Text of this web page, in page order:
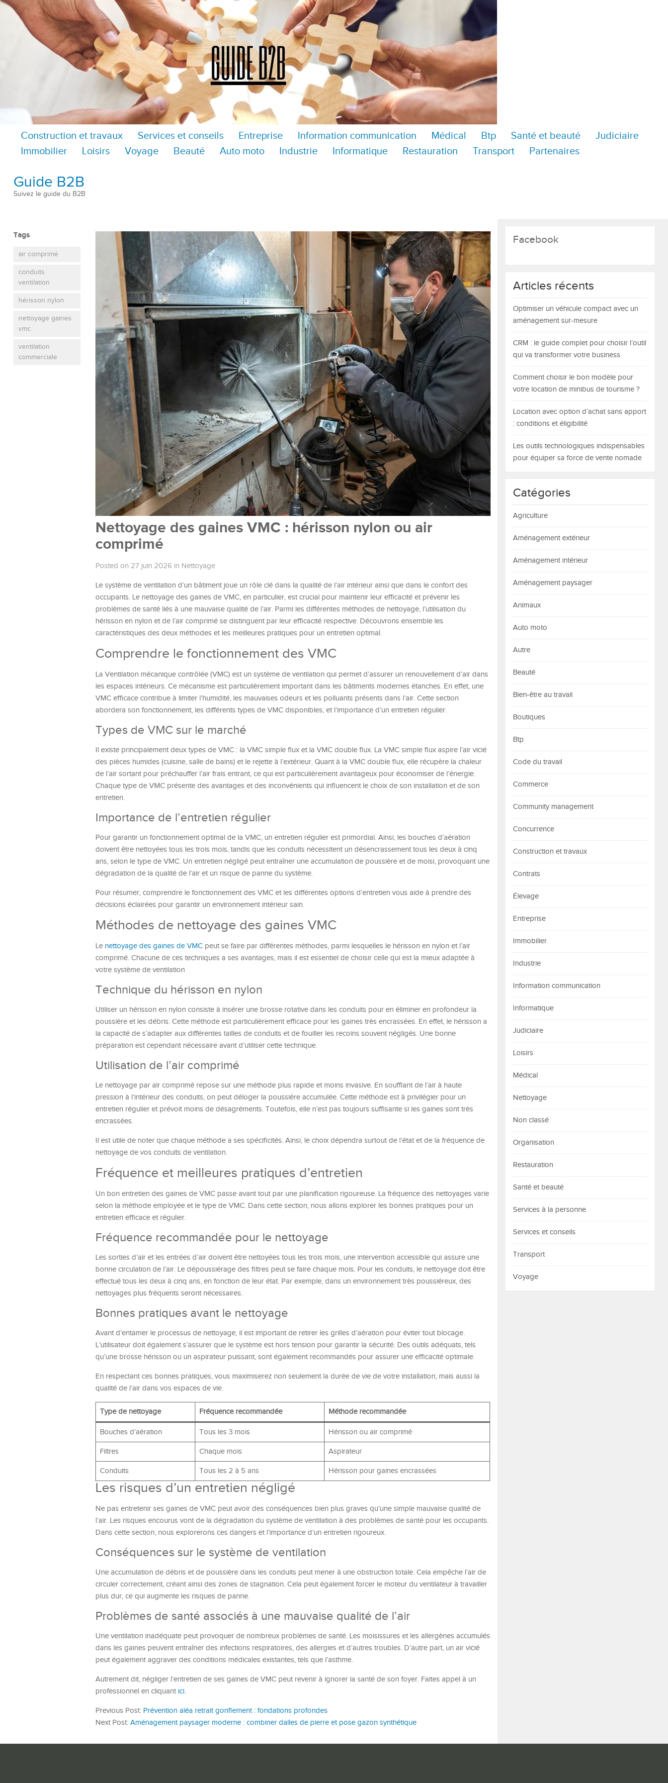
Construction et travaux Services et conseils Entreprise Information communication Médical Btp Santé et beauté
Judiciaire
Immobilier
Loisirs Voyage Beauté Auto moto Industrie Informatique Restauration Transport Partenaires
Guide B2B
Suivez le guide du B2B
Tags
air comprimé
conduits
ventilation
hérisson nylon
nettoyage gaines
vmc
ventilation
commerciale
Nettoyage des gaines VMC : hérisson nylon ou air
comprimé
Posted on 27 juin 2026 in Nettoyage
Le système de ventilation d’un bâtiment joue un rôle clé dans la qualité de l’air intérieur ainsi que dans le confort des
occupants. Le nettoyage des gaines de VMC, en particulier, est crucial pour maintenir leur efficacité et prévenir les
problèmes de santé liés à une mauvaise qualité de l’air. Parmi les différentes méthodes de nettoyage, l’utilisation du
hérisson en nylon et de l’air comprimé se distinguent par leur efficacité respective. Découvrons ensemble les
caractéristiques des deux méthodes et les meilleures pratiques pour un entretien optimal.
Comprendre le fonctionnement des VMC
La Ventilation mécanique contrôlée (VMC) est un système de ventilation qui permet d’assurer un renouvellement d’air dans
les espaces intérieurs. Ce mécanisme est particulièrement important dans les bâtiments modernes étanches. En effet, une
VMC efficace contribue à limiter l’humidité, les mauvaises odeurs et les polluants présents dans l’air. Cette section
abordera son fonctionnement, les différents types de VMC disponibles, et l’importance d’un entretien régulier.
Types de VMC sur le marché
Il existe principalement deux types de VMC : la VMC simple flux et la VMC double flux. La VMC simple flux aspire l’air vicié
des pièces humides (cuisine, salle de bains) et le rejette à l’extérieur. Quant à la VMC double flux, elle récupère la chaleur
de l’air sortant pour préchauffer l’air frais entrant, ce qui est particulièrement avantageux pour économiser de l’énergie.
Chaque type de VMC présente des avantages et des inconvénients qui influencent le choix de son installation et de son
entretien.
Importance de l’entretien régulier
Pour garantir un fonctionnement optimal de la VMC, un entretien régulier est primordial. Ainsi, les bouches d’aération
doivent être nettoyées tous les trois mois, tandis que les conduits nécessitent un désencrassement tous les deux à cinq
ans, selon le type de VMC. Un entretien négligé peut entraîner une accumulation de poussière et de moisi, provoquant une
dégradation de la qualité de l’air et un risque de panne du système.
Pour résumer, comprendre le fonctionnement des VMC et les différentes options d’entretien vous aide à prendre des
décisions éclairées pour garantir un environnement intérieur sain.
Méthodes de nettoyage des gaines VMC
Le nettoyage des gaines de VMC peut se faire par différentes méthodes, parmi lesquelles le hérisson en nylon et l’air
comprimé. Chacune de ces techniques a ses avantages, mais il est essentiel de choisir celle qui est la mieux adaptée à
votre système de ventilation
Technique du hérisson en nylon
Utiliser un hérisson en nylon consiste à insérer une brosse rotative dans les conduits pour en éliminer en profondeur la
poussière et les débris. Cette méthode est particulièrement efficace pour les gaines très encrassées. En effet, le hérisson a
la capacité de s’adapter aux différentes tailles de conduits et de fouiller les recoins souvent négligés. Une bonne
préparation est cependant nécessaire avant d’utiliser cette technique.
Utilisation de l’air comprimé
Le nettoyage par air comprimé repose sur une méthode plus rapide et moins invasive. En soufflant de l’air à haute
pression à l’intérieur des conduits, on peut déloger la poussière accumulée. Cette méthode est à privilégier pour un
entretien régulier et prévoit moins de désagréments. Toutefois, elle n’est pas toujours suffisante si les gaines sont très
encrassées.
Il est utile de noter que chaque méthode a ses spécificités. Ainsi, le choix dépendra surtout de l’état et de la fréquence de
nettoyage de vos conduits de ventilation.
Fréquence et meilleures pratiques d’entretien
Un bon entretien des gaines de VMC passe avant tout par une planification rigoureuse. La fréquence des nettoyages varie
selon la méthode employée et le type de VMC. Dans cette section, nous allons explorer les bonnes pratiques pour un
entretien efficace et régulier.
Fréquence recommandée pour le nettoyage
Les sorties d’air et les entrées d’air doivent être nettoyées tous les trois mois, une intervention accessible qui assure une
bonne circulation de l’air. Le dépoussiérage des filtres peut se faire chaque mois. Pour les conduits, le nettoyage doit être
effectué tous les deux à cinq ans, en fonction de leur état. Par exemple, dans un environnement très poussiéreux, des
nettoyages plus fréquents seront nécessaires.
Bonnes pratiques avant le nettoyage
Avant d’entamer le processus de nettoyage, il est important de retirer les grilles d’aération pour éviter tout blocage.
L’utilisateur doit également s’assurer que le système est hors tension pour garantir la sécurité. Des outils adéquats, tels
qu’une brosse hérisson ou un aspirateur puissant, sont également recommandés pour assurer une efficacité optimale.
En respectant ces bonnes pratiques, vous maximiserez non seulement la durée de vie de votre installation, mais aussi la
qualité de l’air dans vos espaces de vie.
Type de nettoyage Fréquence recommandée Méthode recommandée
Bouches d’aération Tous les 3 mois Hérisson ou air comprimé
Filtres Chaque mois Aspirateur
Conduits Tous les 2 à 5 ans Hérisson pour gaines encrassées
Les risques d’un entretien négligé
Ne pas entretenir ses gaines de VMC peut avoir des conséquences bien plus graves qu’une simple mauvaise qualité de
l’air. Les risques encourus vont de la dégradation du système de ventilation à des problèmes de santé pour les occupants.
Dans cette section, nous explorerons ces dangers et l’importance d’un entretien rigoureux.
Conséquences sur le système de ventilation
Une accumulation de débris et de poussière dans les conduits peut mener à une obstruction totale. Cela empêche l’air de
circuler correctement, créant ainsi des zones de stagnation. Cela peut également forcer le moteur du ventilateur à travailler
plus dur, ce qui augmente les risques de panne.
Problèmes de santé associés à une mauvaise qualité de l’air
Une ventilation inadéquate peut provoquer de nombreux problèmes de santé. Les moisissures et les allergènes accumulés
dans les gaines peuvent entraîner des infections respiratoires, des allergies et d’autres troubles. D’autre part, un air vicié
peut également aggraver des conditions médicales existantes, tels que l’asthme.
Autrement dit, négliger l’entretien de ses gaines de VMC peut revenir à ignorer la santé de son foyer. Faites appel à un
professionnel en cliquant ici.
Previous Post: Prévention aléa retrait gonflement : fondations profondes
Next Post: Aménagement paysager moderne : combiner dalles de pierre et pose gazon synthétique
Facebook
Articles récents
Optimiser un véhicule compact avec un
aménagement sur-mesure
CRM : le guide complet pour choisir l’outil
qui va transformer votre business
Comment choisir le bon modèle pour
votre location de minibus de tourisme ?
Location avec option d’achat sans apport
: conditions et éligibilité
Les outils technologiques indispensables
pour équiper sa force de vente nomade
Catégories
Agriculture
Aménagement extérieur
Aménagement intérieur
Aménagement paysager
Animaux
Auto moto
Autre
Beauté
Bien-être au travail
Boutiques
Btp
Code du travail
Commerce
Community management
Concurrence
Construction et travaux
Contrats
Élevage
Entreprise
Immobilier
Industrie
Information communication
Informatique
Judiciaire
Loisirs
Médical
Nettoyage
Non classé
Organisation
Restauration
Santé et beauté
Services à la personne
Services et conseils
Transport
Voyage